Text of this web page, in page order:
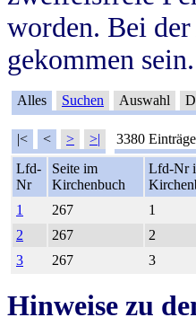
worden. Bei
gekommen
Alles Suchen Auswahl
|< < > >| 3380
Lfd-
Nr
Seite im
Kirchenbuch
Lfd-Nr
1
267 1
2
267 2
3
267 3
Hinweise zu